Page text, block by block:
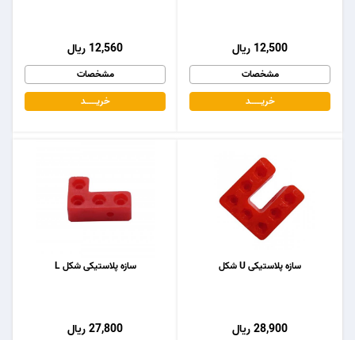
12,560 ریال
مشخصات
خریـــــــد
12,500 ریال
مشخصات
خریـــــــد
سازه پلاستیکی شکل L
27,800 ریال
سازه پلاستیکی U شکل
28,900 ریال